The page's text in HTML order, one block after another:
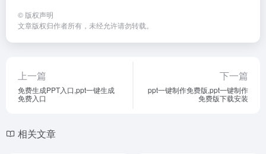
© 版权声明
文章版权归作者所有，未经允许请勿转载。
上一篇
免费生成PPT入口,ppt一键生成
免费入口
下一篇
ppt一键制作免费版,ppt一键制作
免费版下载安装
相关文章